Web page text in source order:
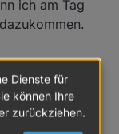
Freitag oder
Teilnehmenden
welche
herausgekommen
wird man es
ich am Tag
euch geholfen hat.
0
Dienste für
können Ihre
zurückziehen.